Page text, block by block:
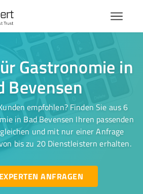
Gastronomie in
Bevensen
empfohlen? Finden Sie aus 6
in Bad Bevensen Ihren passenden
und mit nur einer Anfrage
bis zu 20 Dienstleistern erhalten.
ANFRAGEN